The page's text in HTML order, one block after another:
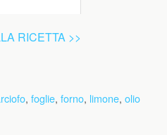
RICETTA >>
, foglie, forno, limone, olio